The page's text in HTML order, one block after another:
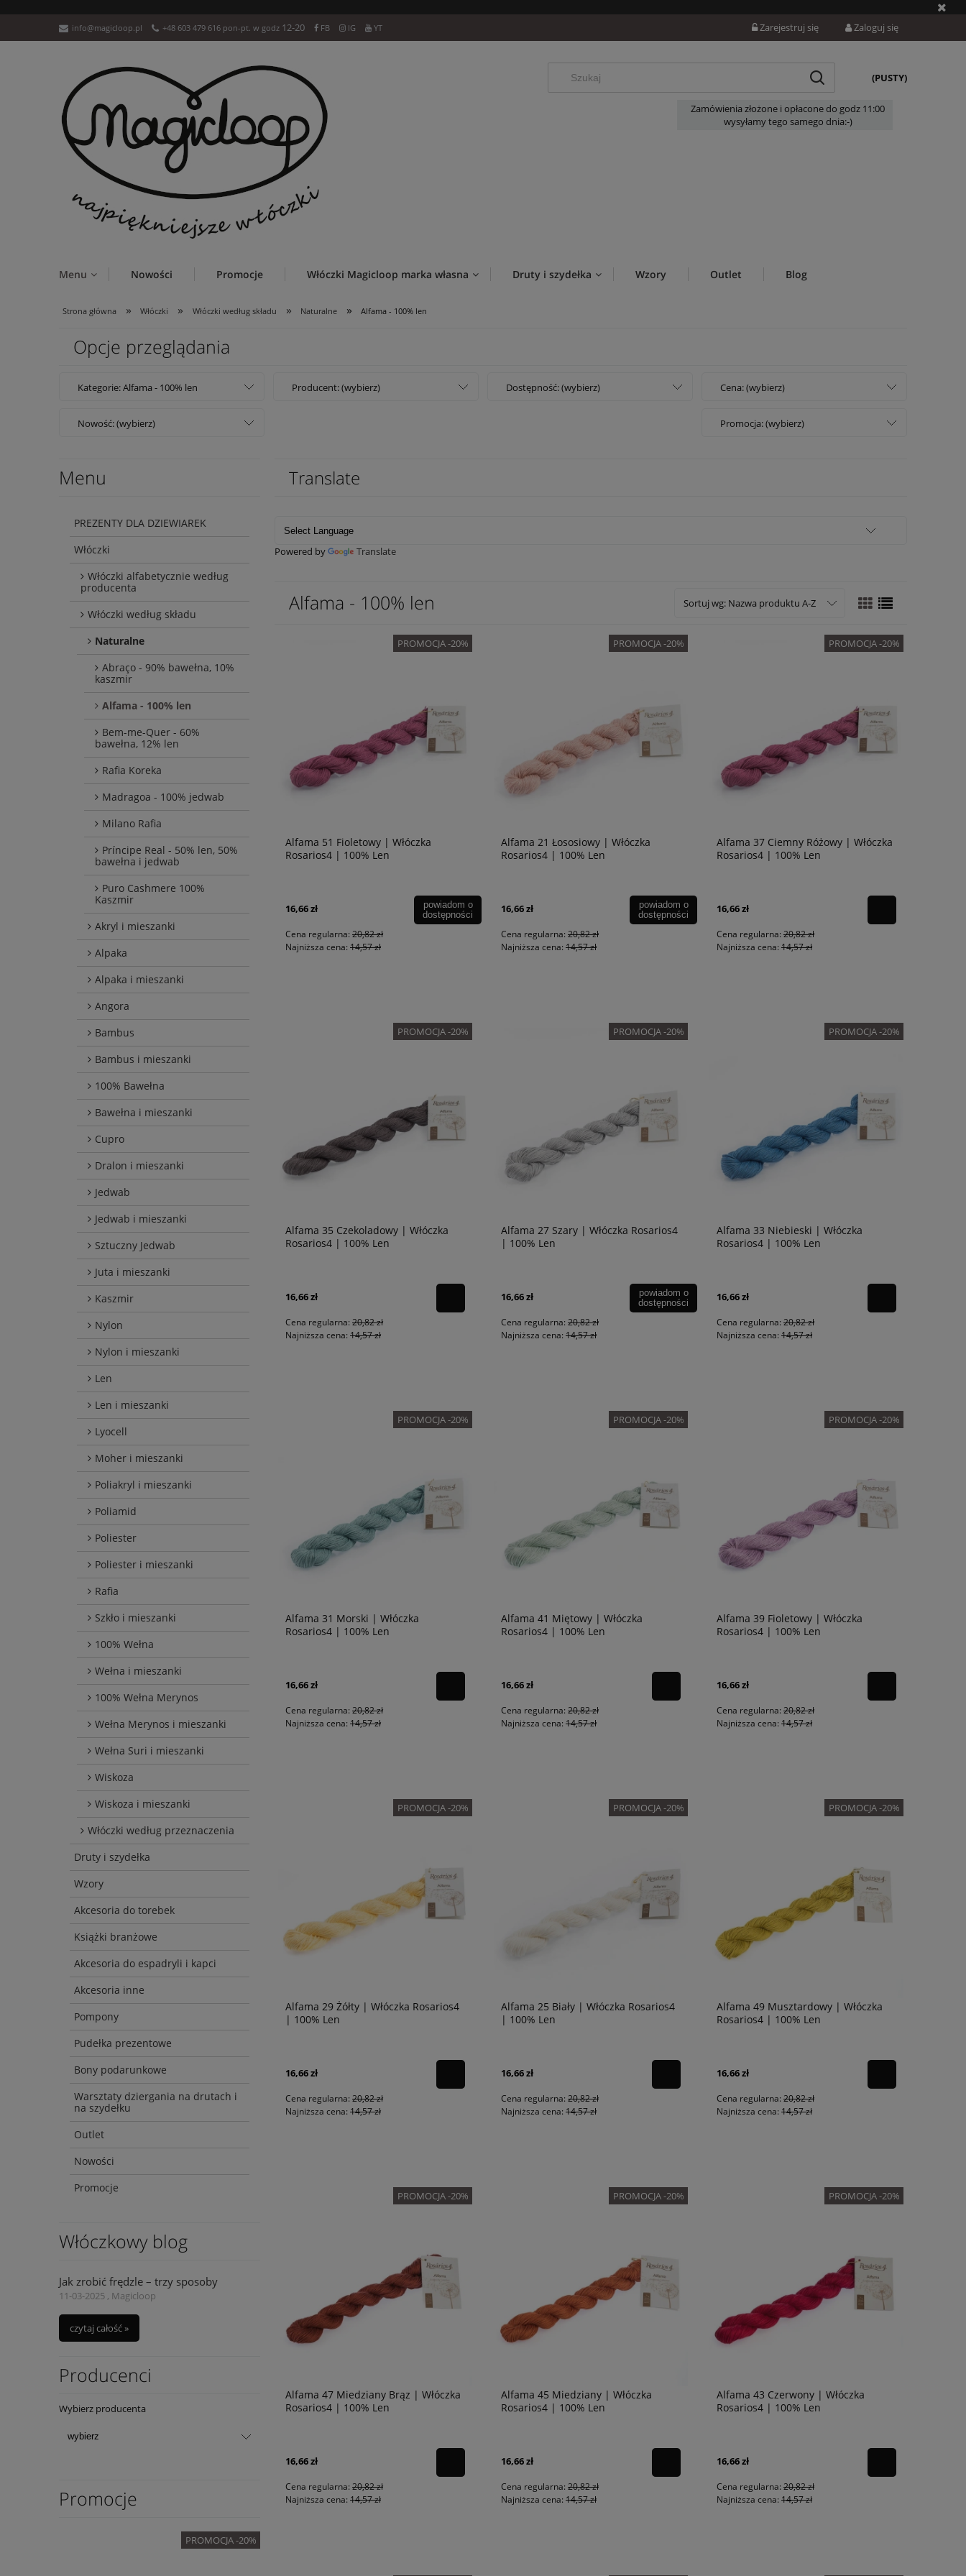
info@magicloop.pl +48 603 479 616 pon-pt. w godz 12-20 FB IG YT Zarejestruj się Zaloguj się
(PUSTY)
Zamówienia złożone i opłacone do godz 11:00
wysyłamy tego samego dnia:-)
Menu Nowości Promocje Włóczki Magicloop marka własna Druty i szydełka Wzory Outlet Blog
Strona główna » Włóczki » Włóczki według składu » Naturalne » Alfama - 100% len
Opcje przeglądania
Kategorie: Alfama - 100% len Producent: (wybierz) Dostępność: (wybierz) Cena: (wybierz)
Nowość: (wybierz) Promocja: (wybierz)
Menu
PREZENTY DLA DZIEWIAREK
Włóczki
Włóczki alfabetycznie według
producenta
Włóczki według składu
Naturalne
Abraço - 90% bawełna, 10%
kaszmir
Alfama - 100% len
Bem-me-Quer - 60%
bawełna, 12% len
Rafia Koreka
Madragoa - 100% jedwab
Milano Rafia
Príncipe Real - 50% len, 50%
bawełna i jedwab
Puro Cashmere 100%
Kaszmir
Akryl i mieszanki
Alpaka
Alpaka i mieszanki
Angora
Bambus
Bambus i mieszanki
100% Bawełna
Bawełna i mieszanki
Cupro
Dralon i mieszanki
Jedwab
Jedwab i mieszanki
Sztuczny Jedwab
Juta i mieszanki
Kaszmir
Nylon
Nylon i mieszanki
Len
Len i mieszanki
Lyocell
Moher i mieszanki
Poliakryl i mieszanki
Poliamid
Poliester
Poliester i mieszanki
Rafia
Szkło i mieszanki
100% Wełna
Wełna i mieszanki
100% Wełna Merynos
Wełna Merynos i mieszanki
Wełna Suri i mieszanki
Wiskoza
Wiskoza i mieszanki
Włóczki według przeznaczenia
Druty i szydełka
Wzory
Akcesoria do torebek
Książki branżowe
Akcesoria do espadryli i kapci
Akcesoria inne
Pompony
Pudełka prezentowe
Bony podarunkowe
Warsztaty dziergania na drutach i
na szydełku
Outlet
Nowości
Promocje
Włóczkowy blog
Jak zrobić frędzle – trzy sposoby
11-03-2025 , Magicloop
czytaj całość »
Producenci
Wybierz producenta
Promocje
PROMOCJA -20%
Translate
Powered by Translate
Alfama - 100% len Sortuj wg: Nazwa produktu A-Z
PROMOCJA -20%
Alfama 51 Fioletowy | Włóczka
Rosarios4 | 100% Len
16,66 zł
Cena regularna: 20,82 zł
Najniższa cena: 14,57 zł
powiadom o
dostępności
PROMOCJA -20%
Alfama 21 Łososiowy | Włóczka
Rosarios4 | 100% Len
16,66 zł
Cena regularna: 20,82 zł
Najniższa cena: 14,57 zł
powiadom o
dostępności
PROMOCJA -20%
Alfama 37 Ciemny Różowy | Włóczka
Rosarios4 | 100% Len
16,66 zł
Cena regularna: 20,82 zł
Najniższa cena: 14,57 zł
PROMOCJA -20%
Alfama 35 Czekoladowy | Włóczka
Rosarios4 | 100% Len
16,66 zł
Cena regularna: 20,82 zł
Najniższa cena: 14,57 zł
PROMOCJA -20%
Alfama 27 Szary | Włóczka Rosarios4
| 100% Len
16,66 zł
Cena regularna: 20,82 zł
Najniższa cena: 14,57 zł
powiadom o
dostępności
PROMOCJA -20%
Alfama 33 Niebieski | Włóczka
Rosarios4 | 100% Len
16,66 zł
Cena regularna: 20,82 zł
Najniższa cena: 14,57 zł
PROMOCJA -20%
Alfama 31 Morski | Włóczka
Rosarios4 | 100% Len
16,66 zł
Cena regularna: 20,82 zł
Najniższa cena: 14,57 zł
PROMOCJA -20%
Alfama 41 Miętowy | Włóczka
Rosarios4 | 100% Len
16,66 zł
Cena regularna: 20,82 zł
Najniższa cena: 14,57 zł
PROMOCJA -20%
Alfama 39 Fioletowy | Włóczka
Rosarios4 | 100% Len
16,66 zł
Cena regularna: 20,82 zł
Najniższa cena: 14,57 zł
PROMOCJA -20%
Alfama 29 Żółty | Włóczka Rosarios4
| 100% Len
16,66 zł
Cena regularna: 20,82 zł
Najniższa cena: 14,57 zł
PROMOCJA -20%
Alfama 25 Biały | Włóczka Rosarios4
| 100% Len
16,66 zł
Cena regularna: 20,82 zł
Najniższa cena: 14,57 zł
PROMOCJA -20%
Alfama 49 Musztardowy | Włóczka
Rosarios4 | 100% Len
16,66 zł
Cena regularna: 20,82 zł
Najniższa cena: 14,57 zł
PROMOCJA -20%
Alfama 47 Miedziany Brąz | Włóczka
Rosarios4 | 100% Len
16,66 zł
Cena regularna: 20,82 zł
Najniższa cena: 14,57 zł
PROMOCJA -20%
Alfama 45 Miedziany | Włóczka
Rosarios4 | 100% Len
16,66 zł
Cena regularna: 20,82 zł
Najniższa cena: 14,57 zł
PROMOCJA -20%
Alfama 43 Czerwony | Włóczka
Rosarios4 | 100% Len
16,66 zł
Cena regularna: 20,82 zł
Najniższa cena: 14,57 zł